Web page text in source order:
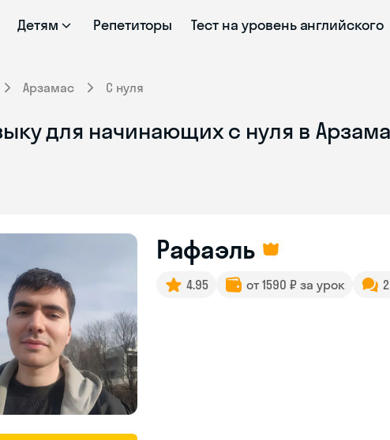
Детям Репетиторы Тест на уровень английского
Арзамас С нуля
для начинающих с нуля в
Рафаэль
4.95 от 1590 ₽ за урок